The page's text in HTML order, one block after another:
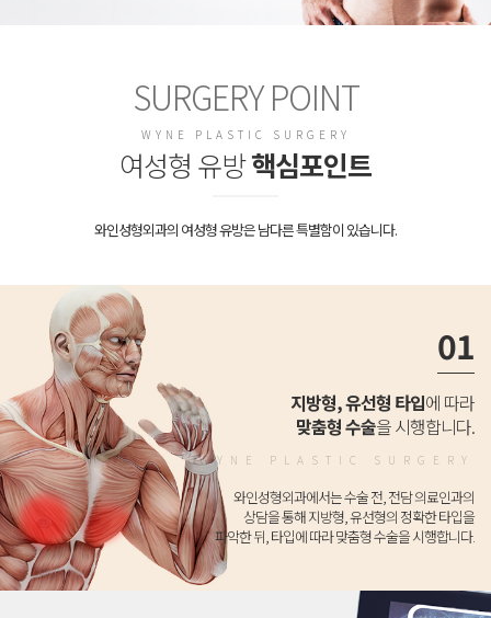
SURGERY POINT
WYNE PLASTIC SURGERY
여성형 유방핵심포인트
와인성형외과의 여성형 유방은 남다른 특별함이 있습니다.
01
지방형, 유선형 타입에 따라
맞춤형 수술을 시행합니다.
WYNE PLASTIC SURGERY
와인성형외과에서는 수술 전, 전담 의료인과의
상담을 통해 지방형, 유선형의 정확한 타입을
파악한 뒤, 타입에 따라 맞춤형 수술을 시행합니다.